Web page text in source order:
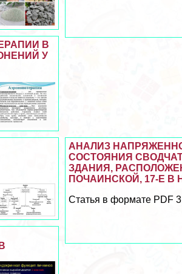
В
У
АНАЛИЗ
СОСТОЯНИЯ
ЗДАНИЯ,
ПОЧАИНСКОЙ, 17-Е
Статья в формате PDF